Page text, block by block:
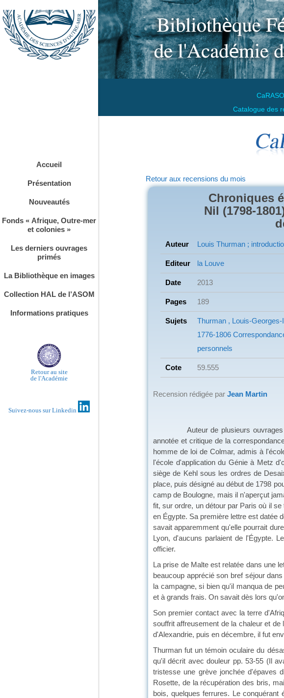
Catalogue des
Accueil
Présentation
Nouveautés
Fonds « Afrique, Outre-mer
et colonies »
Les derniers ouvrages
primés
La Bibliothèque en images
Collection HAL de l’ASOM
Informations pratiques
Retour au site
de l'Académie
Suivez-nous sur Linkedin
Retour aux recensions du mois
Chroniques
Nil (1798-
Auteur Louis Thurman ;
Editeur la Louve
Date 2013
Pages 189
Sujets
Thurman , Louis-Georges-
1776-1806
personnels
Cote 59.555
Recension rédigée par Jean Martin
Auteur de plusieurs ouvrages
annotée et critique de la
homme de loi de Colmar, admis à
l'école d'application du Génie à Metz
siège de Kehl sous les ordres de
place, puis désigné au début de 1798
camp de Boulogne, mais il n'aperçut
fit, sur ordre, un détour par Paris où il
en Égypte. Sa première lettre est datée
savait apparemment qu'elle pourrait
Lyon, d'aucuns parlaient de l'Égypte.
officier.
La prise de Malte est relatée dans une
beaucoup apprécié son bref séjour
la campagne, si bien qu'il manqua de
et à grands frais. On savait dès lors
Son premier contact avec la terre
souffrit affreusement de la chaleur et
d'Alexandrie, puis en décembre, il fut
Thurman fut un témoin oculaire du
qu'il décrit avec douleur pp. 53-55 (Il
tristesse une grève jonchée d'épaves
Rosette, de la récupération des bris,
bois, quelques ferrures. Le